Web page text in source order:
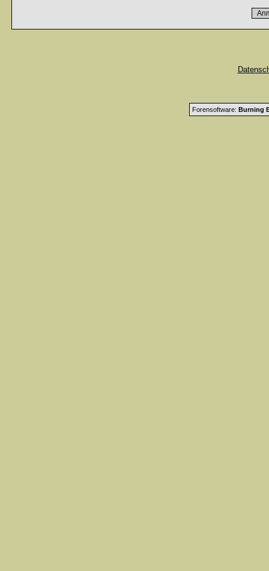
Forensoftware: Burning